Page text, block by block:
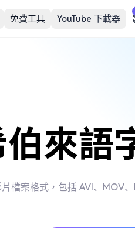
免費工具 YouTube 下載器
來語
檔案格式，包括 AVI、MOV